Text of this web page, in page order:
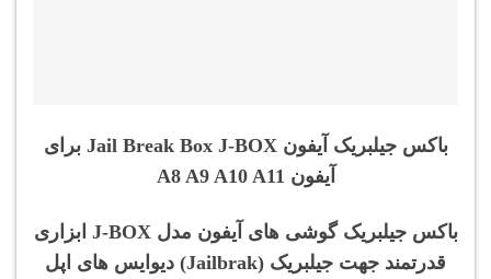
باکس جیلبریک آیفون Jail Break Box J-BOX برای
آیفون A8 A9 A10 A11
باکس جیلبریک گوشی های آیفون مدل J-BOX ابزاری
قدرتمند جهت جیلبریک (Jailbrak) دیوایس های اپل